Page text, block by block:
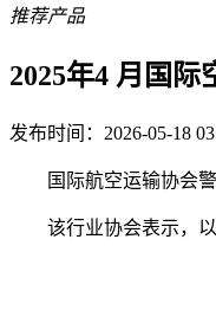
推荐产品
2025年4 月国际
发布时间：2026-05-18
国际航空运输协会警
该行业协会表示，以